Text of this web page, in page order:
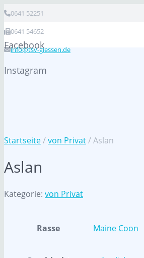
0641 52251
0641 54652
info@tsv-giessen.de
Facebook
Instagram
Startseite/von Privat/ Aslan
Aslan
Kategorie: von Privat
Rasse Maine Coon